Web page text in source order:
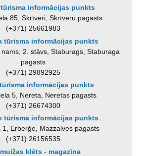
informācijas punkts
85, Skrīveri, Skrīveru pagasts
(+371) 25661983
tūrisma informācijas punkts
2. stāvs, Staburags, Staburaga
pagasts
(+371) 29892925
informācijas punkts
5, Nereta, Neretas pagasts
(+371) 26674300
tūrisma informācijas punkts
1, Ērberģe, Mazzalves pagasts
(+371) 26156535
klēts - magazīna